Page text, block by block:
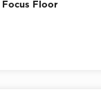
Focus Floor